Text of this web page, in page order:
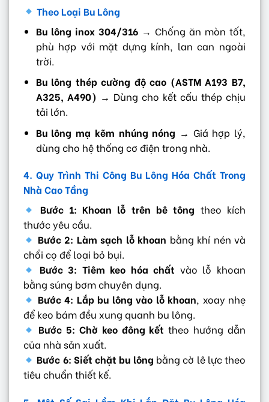
Theo Loại Bu Lông
Bu lông inox 304/316→ Chống ăn mòn tốt,
phù hợp với mặt dựng kính, lan can ngoài
trời.
Bu lông thép cường độ cao (ASTM A193 B7,
A325, A490) → Dùng cho kết cấu thép chịu
tải lớn.
Bu lông mạ kẽm nhúng nóng → Giá hợp lý,
dùng cho hệ thống cơ điện trong nhà.
4. Quy Trình Thi Công Bu Lông Hóa Chất Trong
Nhà Cao Tầng
Bước 1: Khoan lỗ trên bê tông theo kích
thước yêu cầu.
Bước 2: Làm sạch lỗ khoan bằng khí nén và
chổi cọ để loại bỏ bụi.
Bước 3: Tiêm keo hóa chất vào lỗ khoan
bằng súng bơm chuyên dụng.
Bước 4: Lắp bu lông vào lỗ khoan, xoay nhẹ
để keo bám đều xung quanh bu lông.
Bước 5: Chờ keo đông kết theo hướng dẫn
của nhà sản xuất.
Bước 6: Siết chặt bu lông bằng cờ lê lực theo
tiêu chuẩn thiết kế.